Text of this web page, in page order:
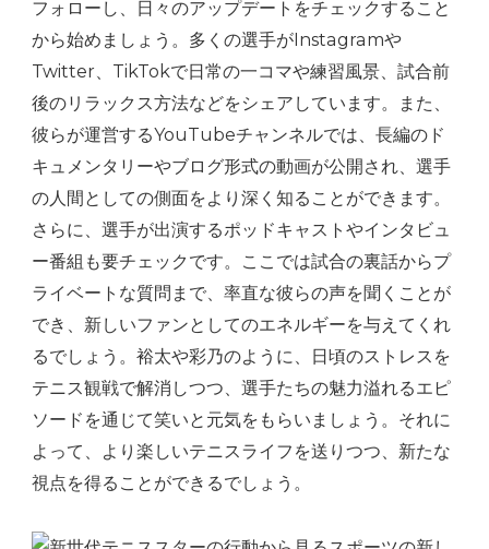
フォローし、日々のアップデートをチェックすること
から始めましょう。多くの選手がInstagramや
Twitter、TikTokで日常の一コマや練習風景、試合前
後のリラックス方法などをシェアしています。また、
彼らが運営するYouTubeチャンネルでは、長編のド
キュメンタリーやブログ形式の動画が公開され、選手
の人間としての側面をより深く知ることができます。
さらに、選手が出演するポッドキャストやインタビュ
ー番組も要チェックです。ここでは試合の裏話からプ
ライベートな質問まで、率直な彼らの声を聞くことが
でき、新しいファンとしてのエネルギーを与えてくれ
るでしょう。裕太や彩乃のように、日頃のストレスを
テニス観戦で解消しつつ、選手たちの魅力溢れるエピ
ソードを通じて笑いと元気をもらいましょう。それに
よって、より楽しいテニスライフを送りつつ、新たな
視点を得ることができるでしょう。